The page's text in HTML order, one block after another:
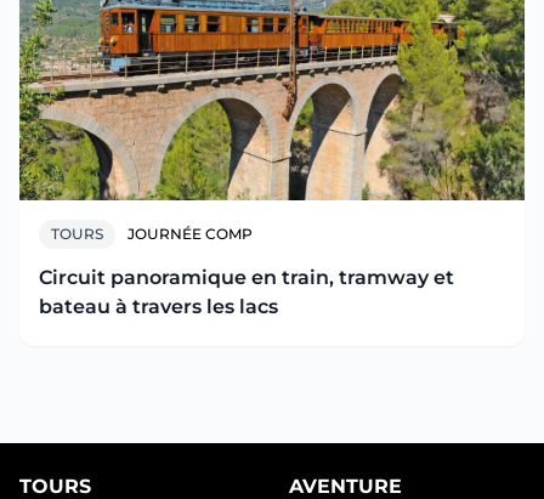
TOURS JOURNÉE COMP
Circuit panoramique en train, tramway et
bateau à travers les lacs
TOURS AVENTURE